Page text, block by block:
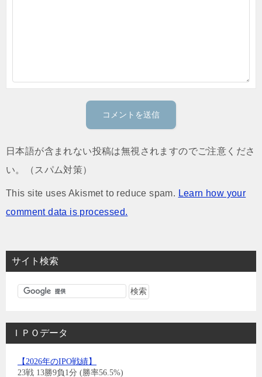
日本語が含まれない投稿は無視されますのでご注意くださ
い。（スパム対策）
This site uses Akismet to reduce spam. Learn how your
comment data is processed.
サイト検索
ＩＰＯデータ
【2026年のIPO戦績】
23戦 13勝9負1分 (勝率56.5%)